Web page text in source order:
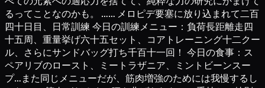
るってことなのかも。 …… メロピデ要塞に放り込まれて二百
四十日目、日常訓練 今日の訓練メニュー：負荷長距離走四
十五周、重量挙げ六十五セット、コアトレーニング十二クー
ル、さらにサンドバッグ打ち千百十一回！ 今日の食事：ス
ペアリブのロースト、ミートラザニア、ミントビーンスー
プ…また同じメニューだが、筋肉増強のためには我慢するし